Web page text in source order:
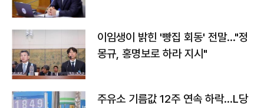
이임생이 밝힌 '빵집 회동' 전말…"정
몽규, 홍명보로 하라 지시"
주유소 기름값 12주 연속 하락…L당